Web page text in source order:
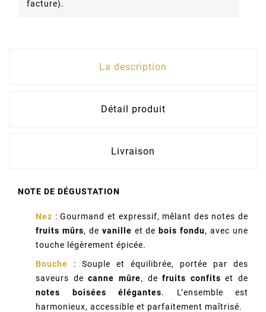
facture).
La description
Détail produit
Livraison
NOTE DE DÉGUSTATION
Nez : Gourmand et expressif, mêlant des notes de
fruits mûrs, de vanille et debois fondu, avec une
touche légèrement épicée.
Bouche : Souple et équilibrée, portée par des
saveurs decanne mûre, defruits confits et de
notes boisées élégantes. L’ensemble est
harmonieux, accessible et parfaitement maîtrisé.